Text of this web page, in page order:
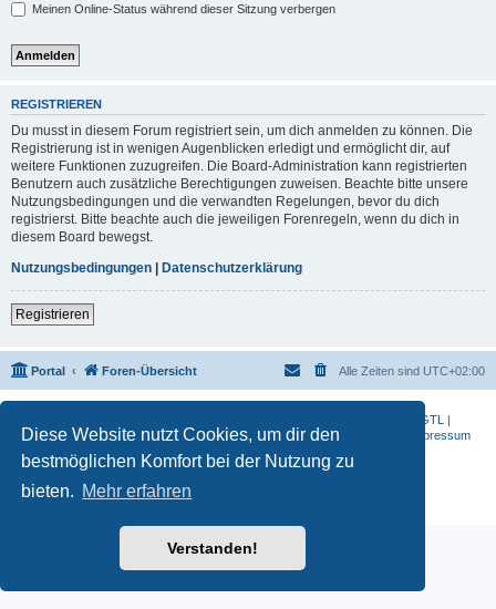
Diese Website nutzt Cookies, um dir den
bestmöglichen Komfort bei der Nutzung zu
bieten. Mehr erfahren
Verstanden!
Meinen Online-Status während dieser Sitzung verbergen
REGISTRIEREN
Du musst in diesem Forum registriert sein, um dich anmelden zu können. Die
Registrierung ist in wenigen Augenblicken erledigt und ermöglicht dir, auf
weitere Funktionen zuzugreifen. Die Board-Administration kann registrierten
Benutzern auch zusätzliche Berechtigungen zuweisen. Beachte bitte unsere
Nutzungsbedingungen und die verwandten Regelungen, bevor du dich
registrierst. Bitte beachte auch die jeweiligen Forenregeln, wenn du dich in
diesem Board bewegst.
Nutzungsbedingungen | Datenschutzerklärung
Registrieren
Portal Foren-Übersicht Alle Zeiten sind UTC+02:00
K 1600 GTL
|
S 1000 RR|G 650 X| R1200ST|F 800 R |Datenschutzerklärung Impressum
Powered byphpBB ® Forum Software © phpBB Limited
Deutsche Übersetzung durch
Datenschutz